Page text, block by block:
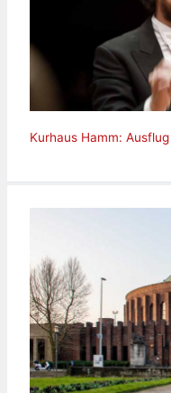
Kurhaus Hamm: